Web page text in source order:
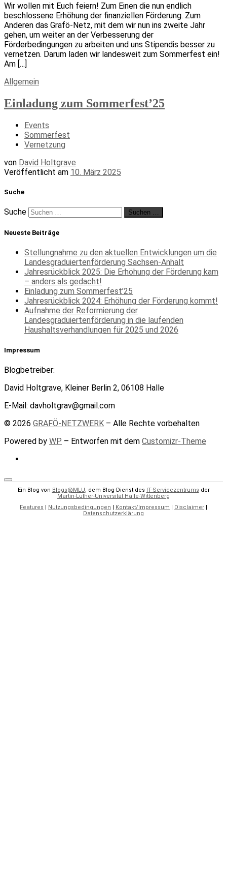
Wir wollen mit Euch feiern! Zum Einen die nun endlich
beschlossene Erhöhung der finanziellen Förderung. Zum
Anderen das Grafö-Netz, mit dem wir nun ins zweite Jahr
gehen, um weiter an der Verbesserung der
Förderbedingungen zu arbeiten und uns Stipendis besser zu
vernetzen. Darum laden wir landesweit zum Sommerfest ein!
Am […]
Allgemein
Einladung zum Sommerfest’25
Events
Sommerfest
Vernetzung
von David Holtgrave
Veröffentlicht am 10. März 2025
Suche
Suche Suchen …
Neueste Beiträge
Stellungnahme zu den aktuellen Entwicklungen um die
Landesgraduiertenförderung Sachsen-Anhalt
Jahresrückblick 2025: Die Erhöhung der Förderung kam
– anders als gedacht!
Einladung zum Sommerfest’25
Jahresrückblick 2024: Erhöhung der Förderung kommt!
Aufnahme der Reformierung der
Landesgraduiertenförderung in die laufenden
Haushaltsverhandlungen für 2025 und 2026
Impressum
Blogbetreiber:
David Holtgrave, Kleiner Berlin 2, 06108 Halle
E-Mail: davholtgrav@gmail.com
© 2026 GRAFÖ-NETZWERK – Alle Rechte vorbehalten
Powered by WP – Entworfen mit dem Customizr-Theme
Ein Blog von Blogs@MLU, dem Blog-Dienst des IT-Servicezentrums der
Martin-Luther-Universität Halle-Wittenberg
Features | Nutzungsbedingungen | Kontakt/Impressum | Disclaimer |
Datenschutzerklärung